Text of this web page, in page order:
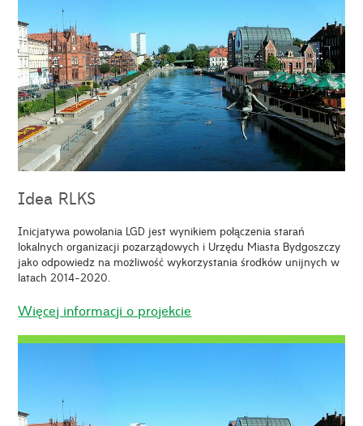
Idea RLKS
Inicjatywa powołania LGD jest wynikiem połączenia starań
lokalnych organizacji pozarządowych i Urzędu Miasta Bydgoszczy
jako odpowiedz na możliwość wykorzystania środków unijnych w
latach 2014-2020.
Więcej informacji o projekcie